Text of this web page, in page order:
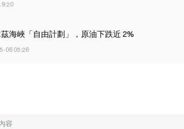
海峽「自由計劃」，原油下跌近 2%
06 05:26